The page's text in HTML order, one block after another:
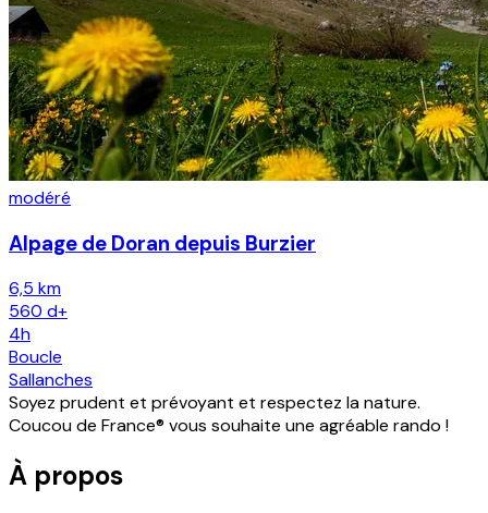
modéré
Alpage de Doran depuis Burzier
6,5 km
560 d+
4h
Boucle
Sallanches
Soyez prudent et prévoyant et respectez la nature.
Coucou de France® vous souhaite une agréable rando !
À propos